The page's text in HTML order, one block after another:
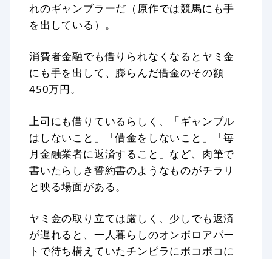
れのギャンブラーだ（原作では競馬にも手
を出している）。
消費者金融でも借りられなくなるとヤミ金
にも手を出して、膨らんだ借金のその額
450万円。
上司にも借りているらしく、「ギャンブル
はしないこと」「借金をしないこと」「毎
月金融業者に返済すること」など、肉筆で
書いたらしき誓約書のようなものがチラリ
と映る場面がある。
ヤミ金の取り立ては厳しく、少しでも返済
が遅れると、一人暮らしのオンボロアパー
トで待ち構えていたチンピラにボコボコに